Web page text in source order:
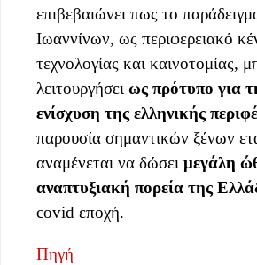
επιβεβαιώνει πως το
Ιωαννίνων, ως περιφερειακό
τεχνολογίας και καινοτομίας,
λειτουργήσει ως πρότυπο για
ενίσχυση της ελληνικής
παρουσία σημαντικών ξένων
αναμένεται να δώσει μεγάλη
αναπτυξιακή πορεία της
covid εποχή.
Πηγή